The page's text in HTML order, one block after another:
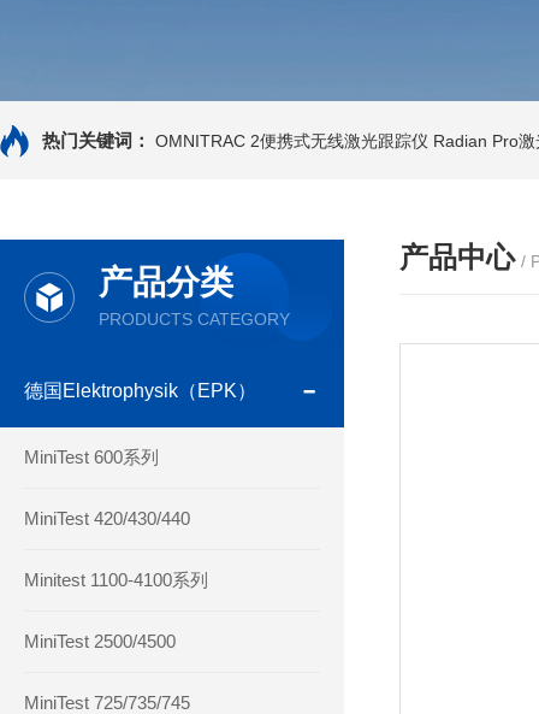
热门关键词： OMNITRAC 2便携式无线激光跟踪仪 Radian Pro
产品分类
PRODUCTS CATEGORY
德国Elektrophysik（EPK）
MiniTest 600系列
MiniTest 420/430/440
Minitest 1100-4100系列
MiniTest 2500/4500
MiniTest 725/735/745
产品中心 /